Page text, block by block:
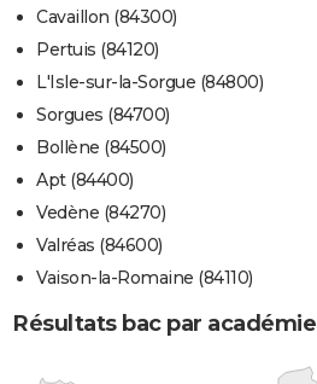
Cavaillon (84300)
Pertuis (84120)
L'Isle-sur-la-Sorgue (84800)
Sorgues (84700)
Bollène (84500)
Apt (84400)
Vedène (84270)
Valréas (84600)
Vaison-la-Romaine (84110)
Résultats bac par académie